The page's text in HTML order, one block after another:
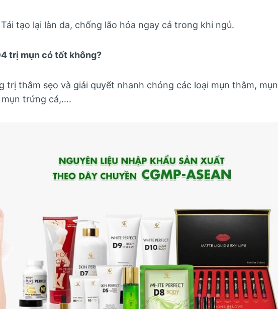
Tái tạo lại làn da, chống lão hóa ngay cả trong khi ngủ.
trị mụn có tốt không?
trị thâm sẹo và giải quyết nhanh chóng các loại mụn thâm, mụn
mụn trứng cá,….